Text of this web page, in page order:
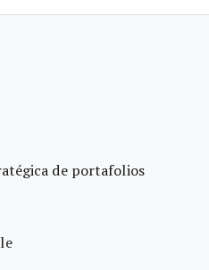
de portafolios